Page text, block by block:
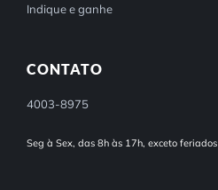
Indique e ganhe
CONTATO
4003-8975
Seg à Sex, das 8h às 17h, exceto feriados